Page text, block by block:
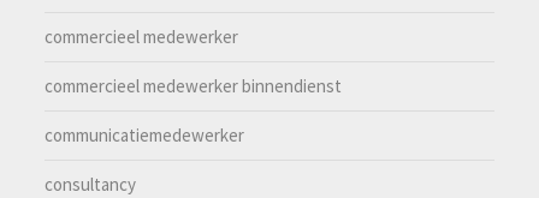
commercieel medewerker
commercieel medewerker binnendienst
communicatiemedewerker
consultancy